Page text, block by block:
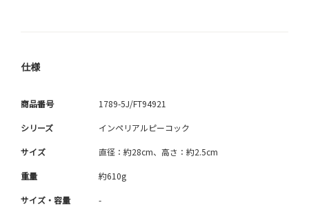
仕様
商品番号 1789-5J/FT94921
シリーズ インペリアルピーコック
サイズ 直径：約28cm、高さ：約2.5cm
重量 約610g
サイズ・容量 -